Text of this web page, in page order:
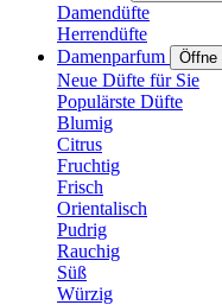
Damendüfte
Herrendüfte
Damenparfum
Öffne
Neue Düfte für Sie
Populärste Düfte
Blumig
Citrus
Fruchtig
Frisch
Orientalisch
Pudrig
Rauchig
Süß
Würzig